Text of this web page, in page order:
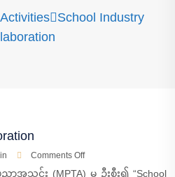
Activities
School Industry
Comments Off
အသင်း (MPTA) မှ ဦးစီး၍ “School